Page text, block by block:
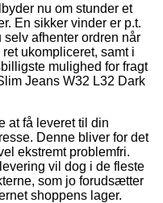
nu om stunder et
En sikker vinder er p.t.
selv afhenter ordren når
ukompliceret, samt i
mulighed for fragt
Jeans W32 L32 Dark
at få leveret til din
Denne bliver for det
ekstremt problemfri.
vil dog i de fleste
som jo forudsætter
shoppens lager.